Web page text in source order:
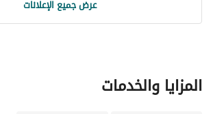
عرض جميع الإعلانات
المزايا والخدمات